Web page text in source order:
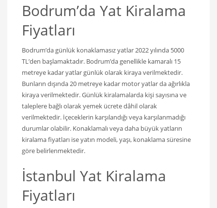
Bodrum’da Yat Kiralama
Fiyatları
Bodrum’da günlük konaklamasız yatlar 2022 yılında 5000
TL’den başlamaktadır. Bodrum’da genellikle kamaralı 15
metreye kadar yatlar günlük olarak kiraya verilmektedir.
Bunların dışında 20 metreye kadar motor yatlar da ağırlıkla
kiraya verilmektedir. Günlük kiralamalarda kişi sayısına ve
taleplere bağlı olarak yemek ücrete dâhil olarak
verilmektedir. İçeceklerin karşılandığı veya karşılanmadığı
durumlar olabilir. Konaklamalı veya daha büyük yatların
kiralama fiyatları ise yatın modeli, yaşı, konaklama süresine
göre belirlenmektedir.
İstanbul Yat Kiralama
Fiyatları